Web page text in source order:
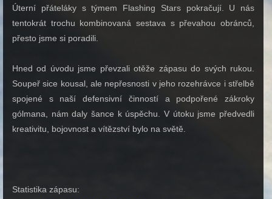
Úterní přáteláky s týmem Flashing Stars pokračují. U nás
tentokrát trochu kombinovaná sestava s převahou obránců,
přesto jsme si poradili.
Hned od úvodu jsme převzali otěže zápasu do svých rukou.
Soupeř sice kousal, ale nepřesnosti v jeho rozehrávce i střelbě
spojené s naší defensivní činností a podpořené zákroky
gólmana, nám daly šance k úspěchu. V útoku jsme předvedli
kreativitu, bojovnost a vítězství bylo na světě.
Statistika zápasu: